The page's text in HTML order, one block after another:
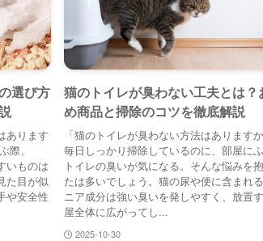
選び方
あります
、
いものは
た目が似
や安全性
猫のトイレが臭わない工夫とは？
め商品と掃除のコツを徹底解説
「猫のトイレが臭わない方法はありますか
毎日しっかり掃除しているのに、部屋に
トイレの臭いが気になる。そんな悩みを
たは多いでしょう。猫の尿や便に含まれ
ニア成分は強い臭いを発しやすく、放置
屋全体に広がってし...
2025-10-30